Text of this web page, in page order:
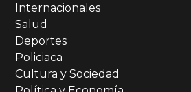
Internacionales
Salud
Deportes
Policiaca
Cultura y Sociedad